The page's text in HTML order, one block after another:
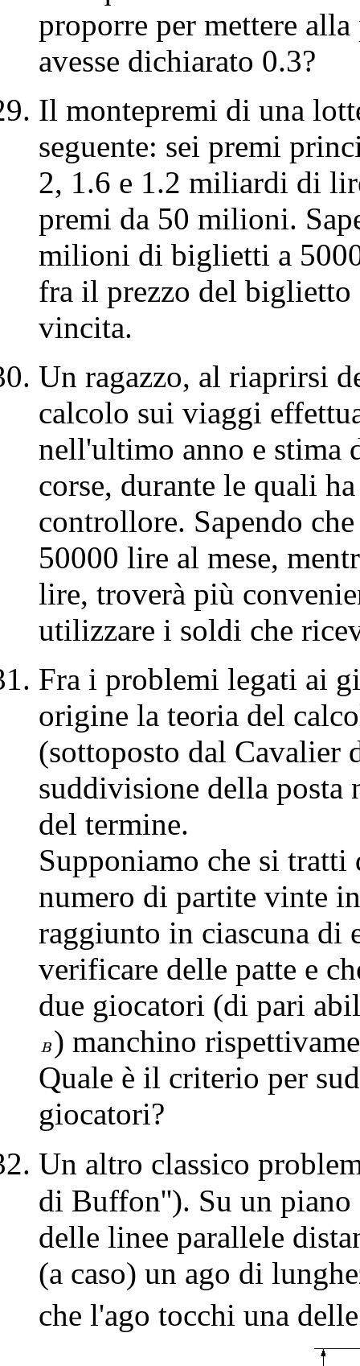
proporre per mettere
avesse dichiarato 0.3?
Il montepremi di una
seguente: sei premi
2, 1.6 e 1.2 miliardi di
premi da 50 milioni.
milioni di biglietti a
fra il prezzo del biglietto
vincita.
Un ragazzo, al riaprirsi
calcolo sui viaggi
nell'ultimo anno e stima
corse, durante le quali
controllore. Sapendo
50000 lire al mese,
lire, troverà più
utilizzare i soldi che
Fra i problemi legati ai
origine la teoria del
(sottoposto dal Cavalier
suddivisione della
del termine.
Supponiamo che si
numero di partite vinte
raggiunto in ciascuna di
verificare delle patte e
due giocatori (di pari
) manchino
Quale è il criterio per
giocatori?
Un altro classico
di Buffon''). Su un piano
delle linee parallele
(a caso) un ago di
che l'ago tocchi una